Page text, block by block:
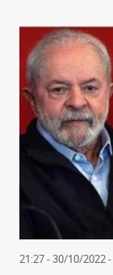
21:27 - 30/10/2022